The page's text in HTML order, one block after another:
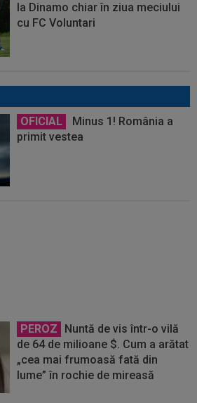
la Dinamo chiar în ziua meciului
cu FC Voluntari
OFICIAL
Minus 1! România a
primit vestea
PEROZ
Nuntă de vis într-o vilă
de 64 de milioane $. Cum a arătat
„cea mai frumoasă fată din
lume” în rochie de mireasă